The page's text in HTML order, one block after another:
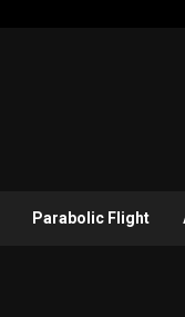
Parabolic Flight